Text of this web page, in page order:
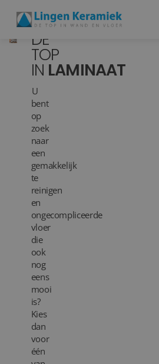
BADKAMERTEGELS
VLOERTEGELS
MEER PRODUCTEN
Projecten
Inspiratie
Over ons
Locaties
DE
TOP
IN LAMINAAT
U
bent
op
zoek
naar
een
gemakkelijk
te
reinigen
en
ongecompliceerde
vloer
die
ook
nog
eens
mooi
is?
Kies
dan
voor
één